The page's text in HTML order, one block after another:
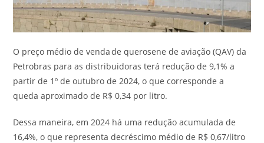
O preço médio de venda de querosene de aviação (QAV) da
Petrobras para as distribuidoras terá redução de 9,1% a
partir de 1º de outubro de 2024, o que corresponde a
queda aproximado de R$ 0,34 por litro.
Dessa maneira, em 2024 há uma redução acumulada de
16,4%, o que representa decréscimo médio de R$ 0,67/litro